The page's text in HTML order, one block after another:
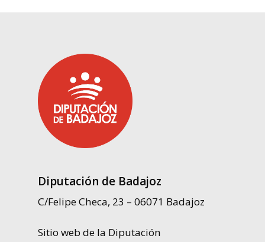
Diputación de Badajoz
C/Felipe Checa, 23 – 06071 Badajoz
Sitio web de la Diputación